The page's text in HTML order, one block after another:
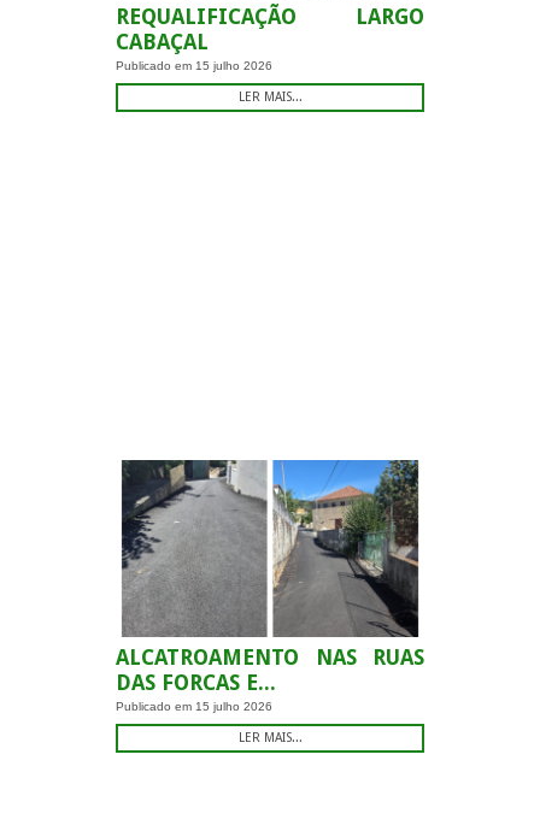
REQUALIFICAÇÃO LARGO
CABAÇAL
Publicado em 15 julho 2026
LER MAIS...
ALCATROAMENTO NAS RUAS
DAS FORCAS E...
Publicado em 15 julho 2026
LER MAIS...